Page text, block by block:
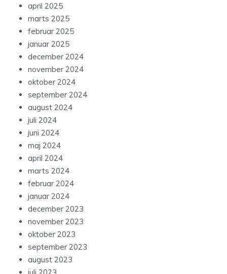
april 2025
marts 2025
februar 2025
januar 2025
december 2024
november 2024
oktober 2024
september 2024
august 2024
juli 2024
juni 2024
maj 2024
april 2024
marts 2024
februar 2024
januar 2024
december 2023
november 2023
oktober 2023
september 2023
august 2023